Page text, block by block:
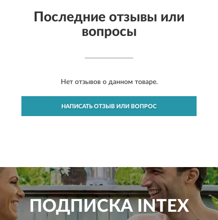
Последние отзывы или
вопросы
Нет отзывов о данном товаре.
НАПИСАТЬ ОТЗЫВ ИЛИ ВОПРОС
ПОДПИСКАINTEX